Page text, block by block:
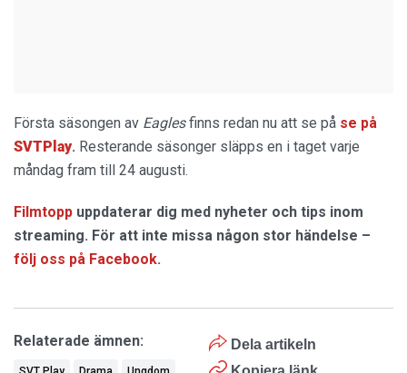
Första säsongen av Eaglesfinns redan nu att se på se på
SVTPlay. Resterande säsonger släpps en i taget varje
måndag fram till 24 augusti.
Filmtopp uppdaterar dig med nyheter och tips inom
streaming. För att inte missa någon stor händelse –
följ oss på Facebook.
Dela artikeln
Relaterade ämnen: